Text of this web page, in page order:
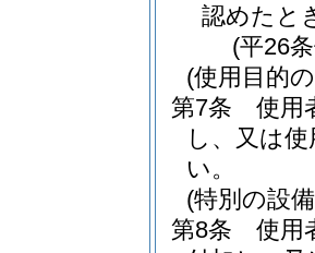
認めたと
(平26
(使用目的
第7条
使用
し、又は
い。
(特別の設
第8条
使用